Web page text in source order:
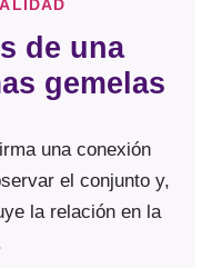
de una
gemelas
una conexión
el conjunto y,
la relación en la